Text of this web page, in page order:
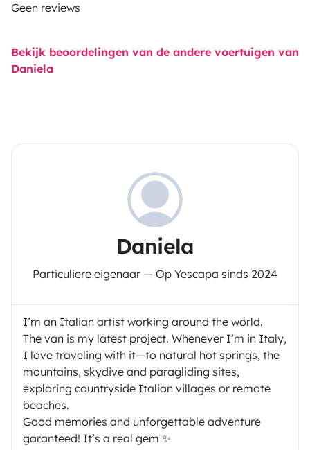
Geen reviews
Bekijk beoordelingen van de andere voertuigen van
Daniela
Daniela
Particuliere eigenaar — Op Yescapa sinds 2024
I’m an Italian artist working around the world.
The van is my latest project. Whenever I’m in Italy,
I love traveling with it—to natural hot springs, the
mountains, skydive and paragliding sites,
exploring countryside Italian villages or remote
beaches.
Good memories and unforgettable adventure
garanteed! It’s a real gem ✨